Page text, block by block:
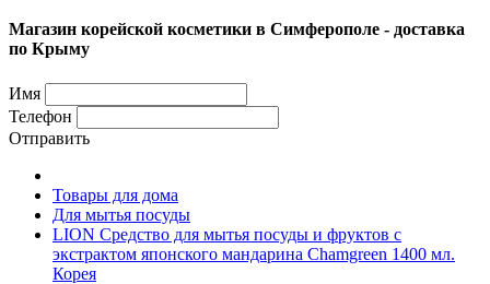
Магазин корейской косметики в Симферополе - доставка
по Крыму
Имя
Телефон
Отправить
Товары для дома
Для мытья посуды
LION Средство для мытья посуды и фруктов с
экстрактом японского мандарина Chamgreen 1400 мл.
Корея